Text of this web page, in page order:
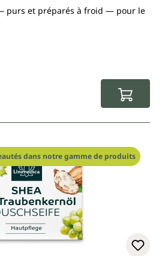
purs et préparés à froid — pour le
dans notre gamme de produits